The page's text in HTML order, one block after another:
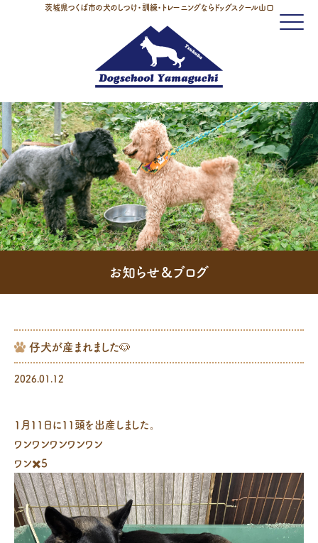
茨城県つくば市の犬のしつけ・訓練・トレーニングならドッグスクール山口
Click
お知らせ＆ブログ
仔犬が産まれました🐶
2026.01.12
1月11日に11頭を出産しました。
ワンワンワンワンワン
ワン✖️5